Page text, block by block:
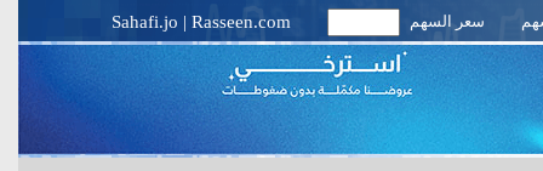
سعر السهم Sahafi.jo | Rasseen.com